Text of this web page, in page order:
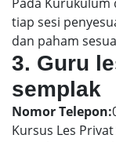
tiap sesi
dan paham
3. Guru
semplak
Nomor Telepon:
Kursus Les